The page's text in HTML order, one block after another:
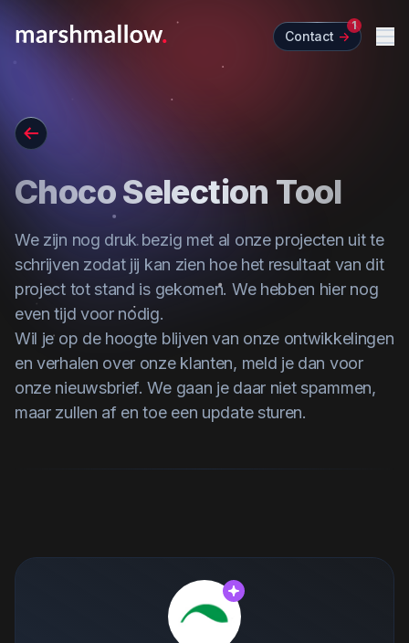
Contact ->
1
Go back
Choco Selection Tool
We zijn nog druk bezig met al onze projecten uit te
schrijven zodat jij kan zien hoe het resultaat van dit
project tot stand is gekomen. We hebben hier nog
even tijd voor nodig.
Wil je op de hoogte blijven van onze ontwikkelingen
en verhalen over onze klanten, meld je dan voor
onze nieuwsbrief. We gaan je daar niet spammen,
maar zullen af en toe een update sturen.